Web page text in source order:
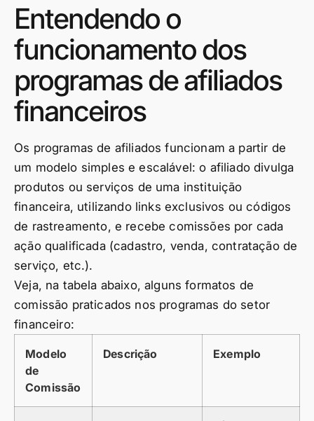
Entendendo o
funcionamento dos
programas de afiliados
financeiros
Os programas de afiliados funcionam a partir de
um modelo simples e escalável: o afiliado divulga
produtos ou serviços de uma instituição
financeira, utilizando links exclusivos ou códigos
de rastreamento, e recebe comissões por cada
ação qualificada (cadastro, venda, contratação de
serviço, etc.).
Veja, na tabela abaixo, alguns formatos de
comissão praticados nos programas do setor
financeiro:
Modelo
de
Comissão
Descrição Exemplo